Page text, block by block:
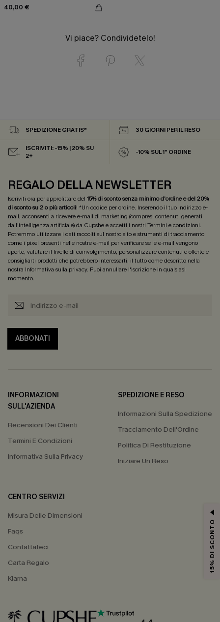
40,00 €
Vi piace? Condividetelo!
SPEDIZIONE GRATIS* 30 GIORNI PER IL RESO
ISCRIVITI: -15% | 20% SU
2+
-10% SUL 1° ORDINE
REGALO DELLA NEWSLETTER
Iscriviti ora per approfittare del 15% di sconto senza minimo d'ordine e del 20%
di sconto su 2 o più articoli! *Un codice per ordine. Inserendo il tuo indirizzo e-
mail, acconsenti a ricevere e-mail di marketing (compresi contenuti generati
dall'intelligenza artificiale) da Cupshe e accetti i nostri Termini e condizioni.
Potremmo utilizzare i dati raccolti sul nostro sito e strumenti di tracciamento
come i pixel presenti nelle nostre e-mail per verificare se le e-mail vengono
aperte, valutare il livello di coinvolgimento, personalizzare contenuti e offerte e
consigliarti prodotti che potrebbero interessarti, il tutto come descritto nella
nostra Informativa sulla privacy. Puoi annullare l'iscrizione in qualsiasi
momento.
ABBONATI
INFORMAZIONI
SULL'AZIENDA
Recensioni Dei Clienti
Termini E Condizioni
Informativa Sulla Privacy
SPEDIZIONE E RESO
Informazioni Sulla Spedizione
Tracciamento Dell'Ordine
Politica Di Restituzione
Iniziare Un Reso
CENTRO SERVIZI
Misura Delle Dimensioni
Faqs
Contattateci
Carta Regalo
Klarna
15% DI SCONTO